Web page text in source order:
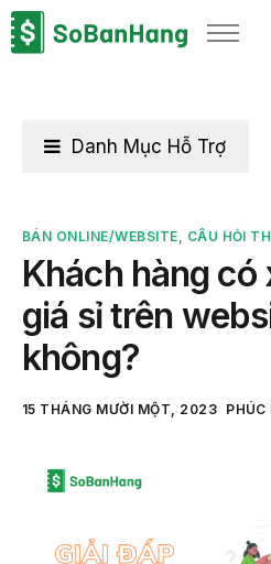
Sản phẩm
Bảng giá
Thông tin thuế
Về chúng tôi
BÁN ONLINE/WEBSITE, CÂU HỎI
Khách hàng có
giá sỉ trên
không?
15 THÁNG MƯỜI MỘT, 2023 PHÚC
Danh Mục Hỗ Trợ